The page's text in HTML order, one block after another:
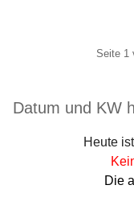
Seite 1
Seitenleiste
Datum und KW
Heute
Die